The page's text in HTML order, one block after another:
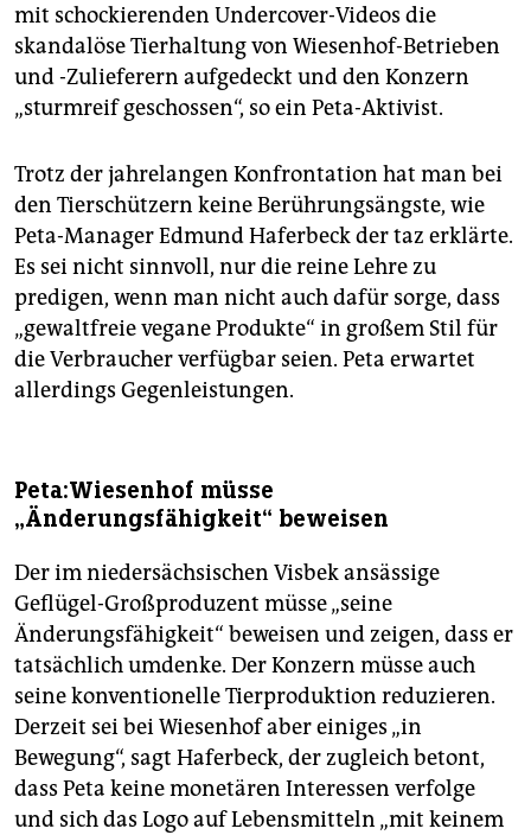
mit schockierenden Undercover-Videos die
skandalöse Tierhaltung von Wiesenhof-Betrieben
und -Zulieferern aufgedeckt und den Konzern
„sturmreif geschossen“, so ein Peta-Aktivist.
Trotz der jahrelangen Konfrontation hat man bei
den Tierschützern keine Berührungsängste, wie
Peta-Manager Edmund Haferbeck der taz erklärte.
Es sei nicht sinnvoll, nur die reine Lehre zu
predigen, wenn man nicht auch dafür sorge, dass
„gewaltfreie vegane Produkte“ in großem Stil für
die Verbraucher verfügbar seien. Peta erwartet
allerdings Gegenleistungen.
Peta:Wiesenhof müsse
„Änderungsfähigkeit“ beweisen
Der im niedersächsischen Visbek ansässige
Geflügel-Großproduzent müsse „seine
Änderungsfähigkeit“ beweisen und zeigen, dass er
tatsächlich umdenke. Der Konzern müsse auch
seine konventionelle Tierproduktion reduzieren.
Derzeit sei bei Wiesenhof aber einiges „in
Bewegung“, sagt Haferbeck, der zugleich betont,
dass Peta keine monetären Interessen verfolge
und sich das Logo auf Lebensmitteln „mit keinem